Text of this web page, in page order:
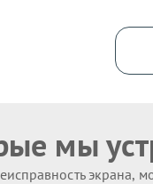
мы
экрана,